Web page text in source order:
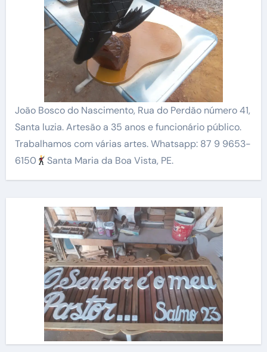
João Bosco do Nascimento, Rua do Perdão número 41,
Santa luzia. Artesão a 35 anos e funcionário público.
Trabalhamos com várias artes. Whatsapp: 87 9 9653-
6150
Santa Maria da Boa Vista, PE.